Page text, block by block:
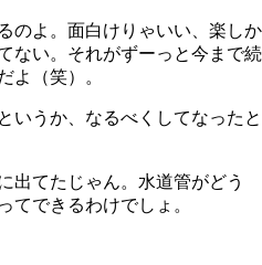
のよ。面白けりゃいい、楽しか
ない。それがずーっと今まで続
よ（笑）。
うか、なるべくしてなったと
出てたじゃん。水道管がどう
てできるわけでしょ。